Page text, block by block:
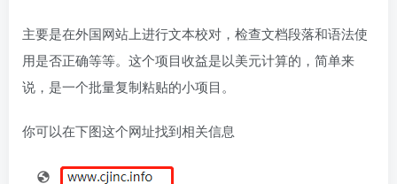
主要是在外国网站上进行文本校对，检查文档段落和语法使
用是否正确等等。这个项目收益是以美元计算的，简单来
说，是一个批量复制粘贴的小项目。
你可以在下图这个网址找到相关信息